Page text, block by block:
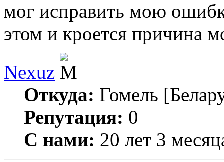
мог исправить мою
этом и кроется причина
Nexuz
Откуда: Гомель
Репутация: 0
С нами: 20 лет 3